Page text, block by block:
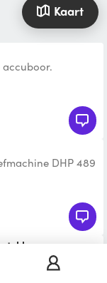
Kaart
DHP 489
op normale
Daardoor is hij